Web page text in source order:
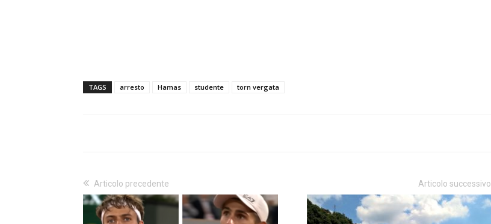
TAGS arresto Hamas studente torn vergata
Articolo precedente Articolo successivo